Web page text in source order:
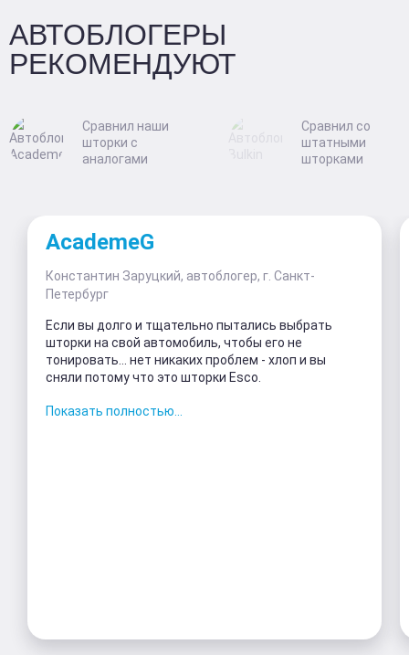
АВТОБЛОГЕРЫ
РЕКОМЕНДУЮТ
Сравнил наши
шторки с
аналогами
Сравнил со
штатными
шторками
AcademeG
Константин Заруцкий, автоблогер, г. Санкт-
Петербург
Показать полностью...
Если вы долго и тщательно пытались выбрать
шторки на свой автомобиль, чтобы его не
тонировать... нет никаких проблем - хлоп и вы
сняли потому что это шторки Esco.